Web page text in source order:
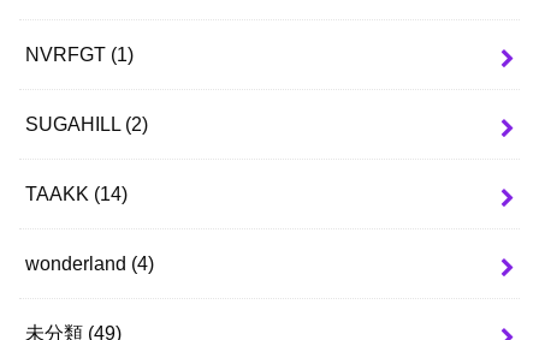
NVRFGT (1)
SUGAHILL (2)
TAAKK (14)
wonderland (4)
未分類 (49)